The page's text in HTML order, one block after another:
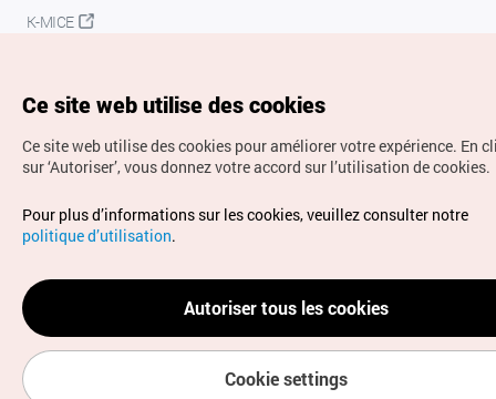
K-MICE
Droits d’auteur (c) Office National du Tourisme en Corée.
Tous droits réservés.
Pour les rapports d'erreurs et demandes de renseignements,
adressez vos demandes à
info.ontc@gmail.com
Ce site web utilise des cookies
Ce site web utilise des cookies pour améliorer votre expérience. En
sur ‘Autoriser’, vous donnez votre accord sur l’utilisation de cookies.
Pour plus d’informations sur les cookies, veuillez consulter notre
politique d’utilisation.
Autoriser tous les cookies
Cookie settings